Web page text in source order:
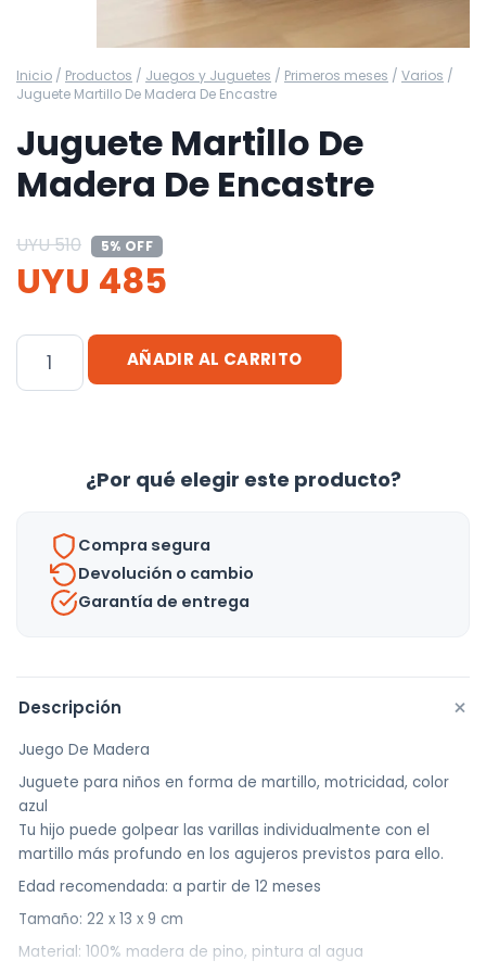
Inicio / Productos / Juegos y Juguetes / Primeros meses / Varios /
Juguete Martillo De Madera De Encastre
Juguete Martillo De
Madera De Encastre
UYU510 5% OFF
UYU 485
Juguete
Martillo
Encastre
AÑADIR AL CARRITO
¿Por qué elegir este producto?
Compra segura
Devolución o cambio
Garantía de entrega
Descripción +
Juego De Madera
Juguete para niños en forma de martillo, motricidad, color
azul
Tu hijo puede golpear las varillas individualmente con el
martillo más profundo en los agujeros previstos para ello.
Edad recomendada: a partir de 12 meses
Tamaño: 22 x 13 x 9 cm
Material: 100% madera de pino, pintura al agua